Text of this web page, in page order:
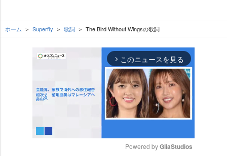
ホーム Superfly 歌詞 The Bird Without Wingsの歌詞
arrow_forward_ios このニュースを見る
Powered by GliaStudios